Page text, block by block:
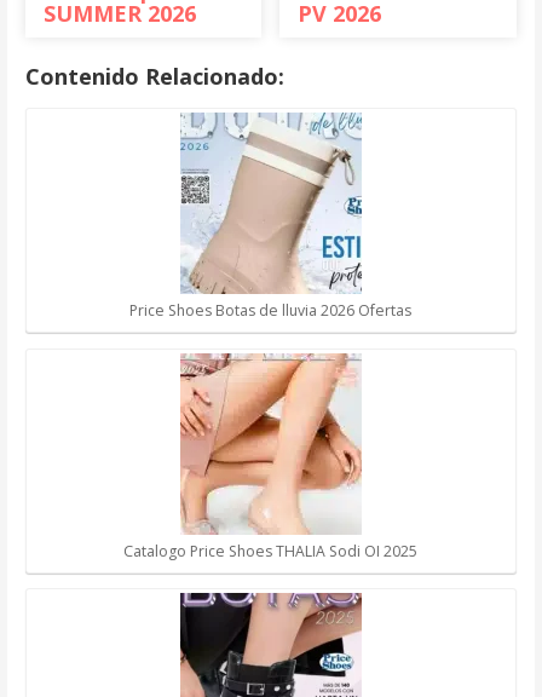
SUMMER 2026 PV 2026
Contenido Relacionado:
Price Shoes Botas de lluvia 2026 Ofertas
Catalogo Price Shoes THALIA Sodi OI 2025